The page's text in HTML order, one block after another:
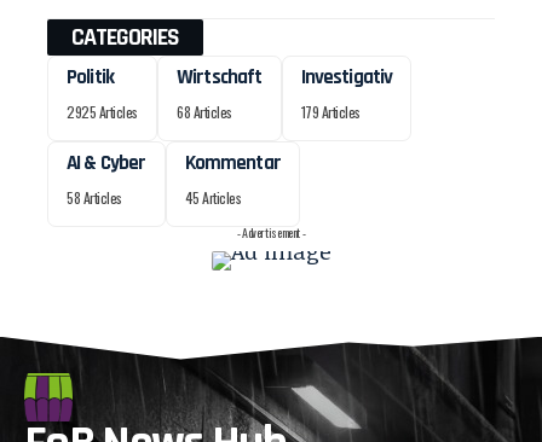
CATEGORIES
Politik
2925 Articles
Wirtschaft
68 Articles
Investigativ
179 Articles
AI & Cyber
58 Articles
Kommentar
45 Articles
- Advertisement -